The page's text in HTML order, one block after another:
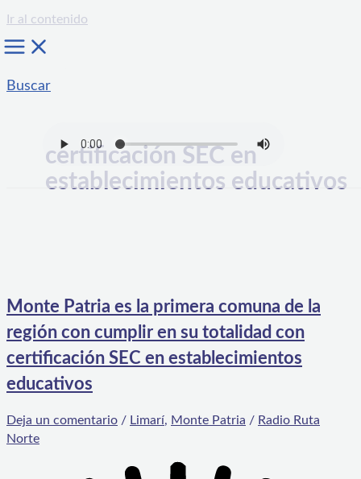
Ir al contenido
Buscar
certificación SEC en
establecimientos educativos
Monte Patria es la primera comuna de la
región con cumplir en su totalidad con
certificación SEC en establecimientos
educativos
Deja un comentario / Limarí, Monte Patria / Radio Ruta
Norte